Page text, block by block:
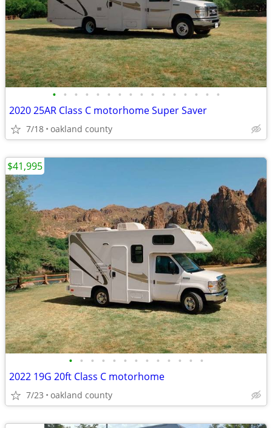
• • • • • • • • • • • • • • • •
2020 25AR Class C motorhome Super Saver
7/18 oakland county
• • • • • • • • • • • • •
2022 19G 20ft Class C motorhome
7/23 oakland county
$41,995